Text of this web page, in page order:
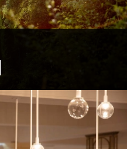
Fotos. Web. Shop.